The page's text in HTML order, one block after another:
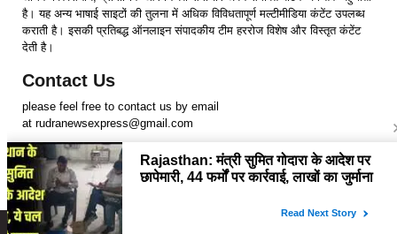
है। यह अन्य भाषाई साइटों की तुलना में अधिक विविधतापूर्ण मल्टीमीडिया कंटेंट उपलब्ध
कराती है। इसकी प्रतिबद्ध ऑनलाइन संपादकीय टीम हररोज विशेष और विस्तृत कंटेंट
देती है।
Contact Us
please feel free to contact us by email
at rudranewsexpress@gmail.com
Follow Us
Copyright © 2024 RudraNewsExpress. All rights Reserved.